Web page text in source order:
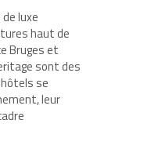
luxe
haut de
Bruges et
sont des
se
leur